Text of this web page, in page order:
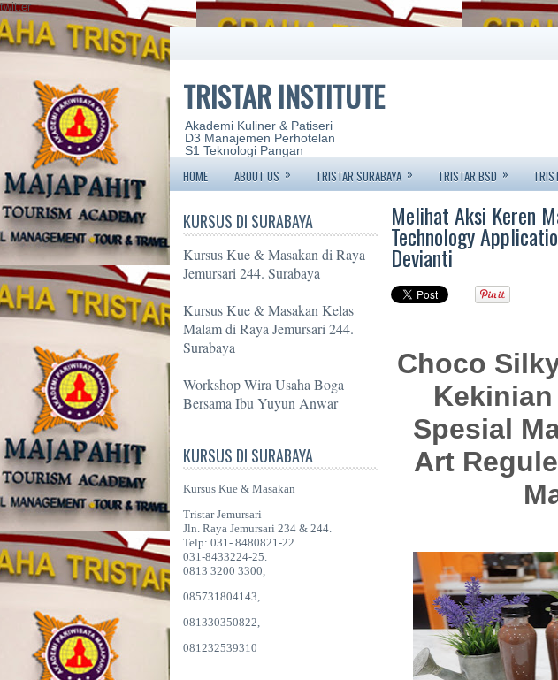
twitter
TRISTAR INSTITUTE
Akademi Kuliner & Patiseri
D3 Manajemen Perhotelan
S1 Teknologi Pangan
HOME ABOUT US » TRISTAR SURABAYA » TRISTAR BSD »
KURSUS DI SURABAYA
Kursus Kue & Masakan di Raya
Jemursari 244. Surabaya
Kursus Kue & Masakan Kelas
Malam di Raya Jemursari 244.
Surabaya
Workshop Wira Usaha Boga
Bersama Ibu Yuyun Anwar
KURSUS DI SURABAYA
Kursus Kue & Masakan
Tristar Jemursari
Jln. Raya Jemursari 234 & 244.
Telp: 031- 8480821-22.
031-8433224-25.
0813 3200 3300,
085731804143,
081330350822,
081232539310
Melihat Aksi Keren
Technology
Devianti
Choco
Spesial
Art